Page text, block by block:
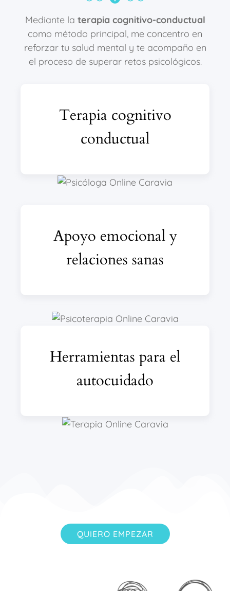
Mediante la terapia cognitivo-conductual
como método principal, me concentro en
reforzar tu salud mental y te acompaño en
el proceso de superar retos psicológicos.
Terapia cognitivo
conductual
Apoyo emocional y
relaciones sanas
Herramientas para el
autocuidado
QUIERO EMPEZAR